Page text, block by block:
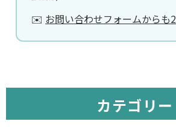
✉️ お問い合わせフォームからも
カテゴリー